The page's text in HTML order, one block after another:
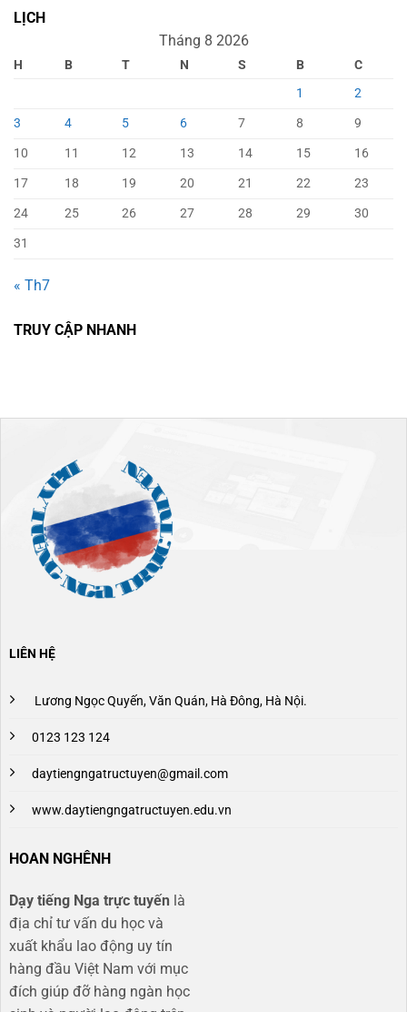
LỊCH
Tháng 8 2026
H B T N S B
C
1
2
3
4 5 6 7 8
9
10
11 12 13 14 15
16
17
18 19 20 21 22
23
24
25 26 27 28 29
30
31
« Th7
TRUY CẬP NHANH
LIÊN HỆ
Lương Ngọc Quyến, Văn Quán, Hà Đông, Hà Nội.
0123 123 124
daytiengngatructuyen@gmail.com
www.daytiengngatructuyen.edu.vn
HOAN NGHÊNH
Dạy tiếng Nga trực tuyến là
địa chỉ tư vấn du học và
xuất khẩu lao động uy tín
hàng đầu Việt Nam với mục
đích giúp đỡ hàng ngàn học